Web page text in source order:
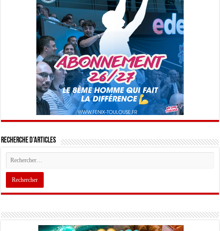
Recherche d’articles